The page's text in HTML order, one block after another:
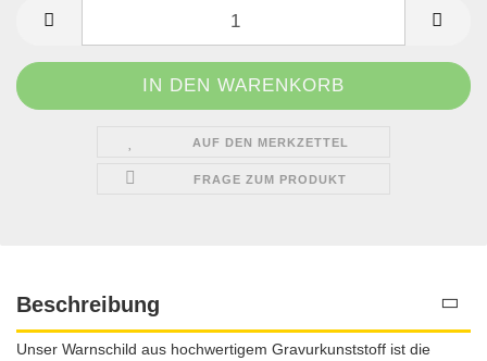
AUF DEN MERKZETTEL
FRAGE ZUM PRODUKT
Beschreibung
Unser Warnschild aus hochwertigem Gravurkunststoff ist die